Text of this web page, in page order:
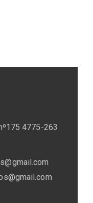
4775-263